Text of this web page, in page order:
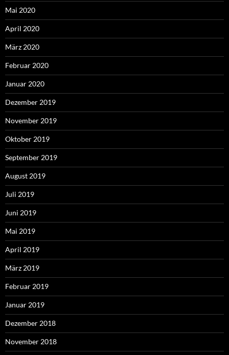
Mai 2020
April 2020
März 2020
Februar 2020
Januar 2020
Dezember 2019
November 2019
Oktober 2019
September 2019
August 2019
Juli 2019
Juni 2019
Mai 2019
April 2019
März 2019
Februar 2019
Januar 2019
Dezember 2018
November 2018